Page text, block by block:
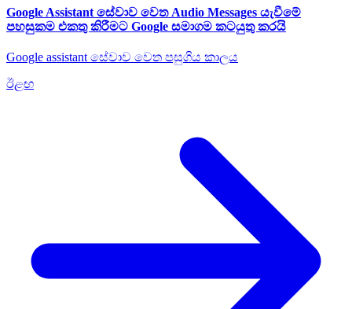
Google Assistant සේවාව වෙත Audio Messages යැවීමේ
පහසුකම එකතු කිරීමට Google සමාගම කටයුතු කරයි
Google assistant සේවාව වෙත පසුගිය කාලය
ඊළඟ